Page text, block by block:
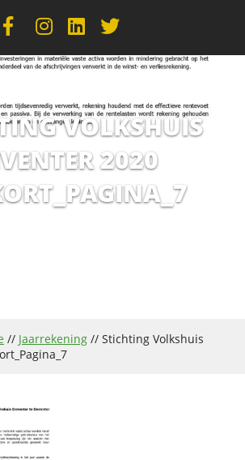
VOLKSHUIS
2020
// Jaarrekening // Stichting Volkshuis